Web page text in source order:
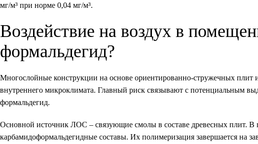
мг/м³ при норме 0,04 мг/м³.
Воздействие на воздух в
формальдегид?
Многослойные конструкции на основе ориентированно-стружечных плит
внутреннего микроклимата. Главный риск связывают с потенциальным
формальдегид.
Основной источник ЛОС – связующие смолы в составе древесных плит.
карбамидоформальдегидные составы. Их полимеризация завершается на